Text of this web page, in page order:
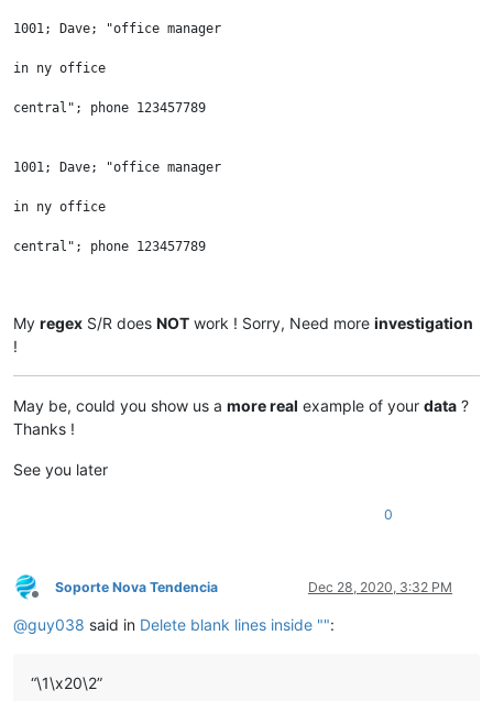
1001; Dave; "office manager
in ny office
central"; phone 123457789
1001; Dave; "office manager
in ny office
central"; phone 123457789
in ny office
My regex S/R does NOT work ! Sorry, Need more investigation
!
May be, could you show us a more real example of your data ?
Thanks !
See you later
0
Offline
Soporte Nova Tendencia Dec 28, 2020, 3:32 PM
@guy038 said in Delete blank lines inside "":
“\1\x20\2”